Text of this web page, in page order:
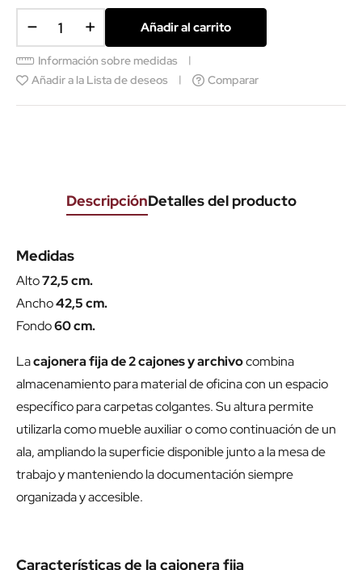
Añadir al carrito
Información sobre medidas
Añadir a la Lista de deseos
Comparar
DescripciónDetalles del producto
Medidas
Alto72,5 cm.
Ancho42,5 cm.
Fondo60 cm.
Lacajonera fija de 2 cajones y archivocombina
almacenamiento para material de oficina con un espacio
específico para carpetas colgantes. Su altura permite
utilizarla como mueble auxiliar o como continuación de un
ala, ampliando la superficie disponible junto a la mesa de
trabajo y manteniendo la documentación siempre
organizada y accesible.
Características de la cajonera fija